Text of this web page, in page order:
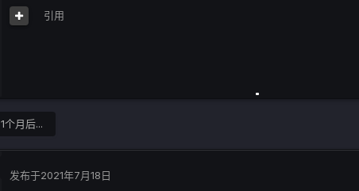
引用
1个月后...
发布于2021年7月18日